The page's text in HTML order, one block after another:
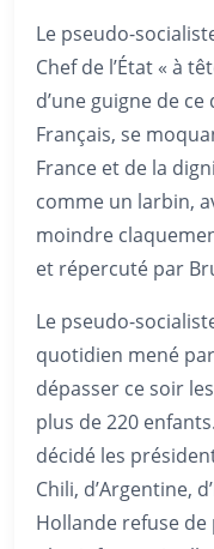
Le pseudo-
Chef de l’État « à
d’une guigne de
Français, se
France et de la
comme un larbin,
moindre
et répercuté par
Le pseudo-
quotidien mené
dépasser ce soir
plus de 220
décidé les
Chili, d’Argentine,
Hollande refuse